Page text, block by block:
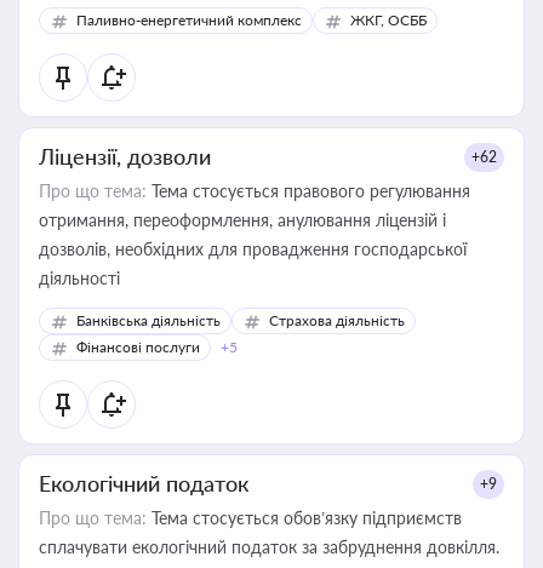
Паливно-енергетичний комплекс ЖКГ, ОСББ
Ліцензії, дозволи +62
Про що тема: Тема стосується правового регулювання
отримання, переоформлення, анулювання ліцензій і
дозволів, необхідних для провадження господарської
діяльності
Банківська діяльність
Страхова діяльність
Фінансові послуги
+5
Екологічний податок +9
Про що тема: Тема стосується обов’язку підприємств
сплачувати екологічний податок за забруднення довкілля.